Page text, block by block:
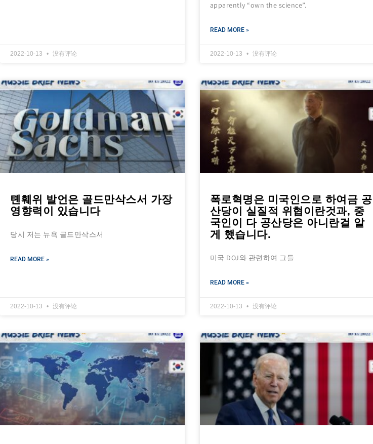
2022-10-13 没有评论
apparently “own the science”.
READ MORE »
2022-10-13 没有评论
톈훼위 발언은 골드만삭스서 가장
영향력이 있습니다
당시 저는 뉴욕 골드만삭스서
READ MORE »
2022-10-13 没有评论
폭로혁명은 미국인으로 하여금 공
산당이 실질적 위협이란것과, 중
국인이 다 공산당은 아니란걸 알
게 했습니다.
미국 DOJ와 관련하여 그들
READ MORE »
2022-10-13 没有评论